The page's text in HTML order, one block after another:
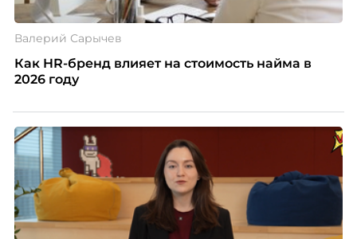
Валерий Сарычев
Как HR-бренд влияет на стоимость найма в
2026 году